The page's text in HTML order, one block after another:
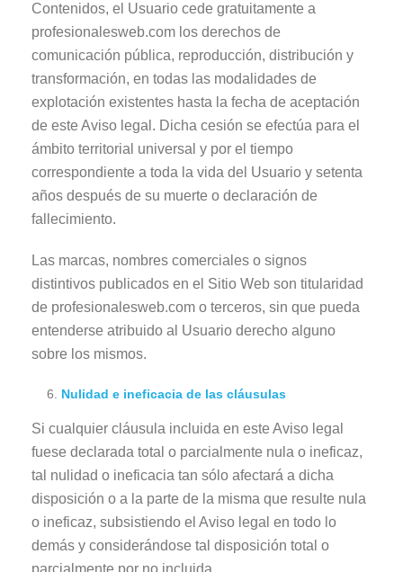
Contenidos, el Usuario cede gratuitamente a
profesionalesweb.com los derechos de
comunicación pública, reproducción, distribución y
transformación, en todas las modalidades de
explotación existentes hasta la fecha de aceptación
de este Aviso legal. Dicha cesión se efectúa para el
ámbito territorial universal y por el tiempo
correspondiente a toda la vida del Usuario y setenta
años después de su muerte o declaración de
fallecimiento.
Las marcas, nombres comerciales o signos
distintivos publicados en el Sitio Web son titularidad
de profesionalesweb.com o terceros, sin que pueda
entenderse atribuido al Usuario derecho alguno
sobre los mismos.
Nulidad e ineficacia de las cláusulas
Si cualquier cláusula incluida en este Aviso legal
fuese declarada total o parcialmente nula o ineficaz,
tal nulidad o ineficacia tan sólo afectará a dicha
disposición o a la parte de la misma que resulte nula
o ineficaz, subsistiendo el Aviso legal en todo lo
demás y considerándose tal disposición total o
parcialmente por no incluida.